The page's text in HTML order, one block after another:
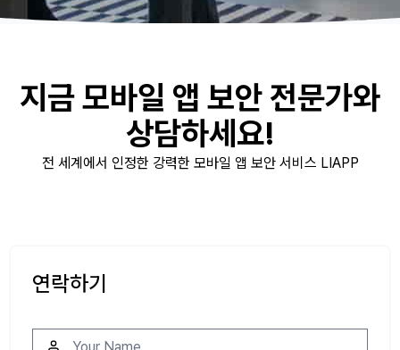
지금 모바일 앱 보안 전문가와
상담하세요!
전 세계에서 인정한 강력한 모바일 앱 보안 서비스 LIAPP
연락하기